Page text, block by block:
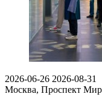
2026-06-26 2026-08-31
Москва, Проспект